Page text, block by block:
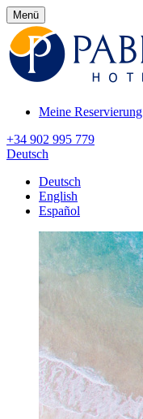
Menü
Meine Reservierung
+34 902 995 779
Deutsch
Deutsch
English
Español